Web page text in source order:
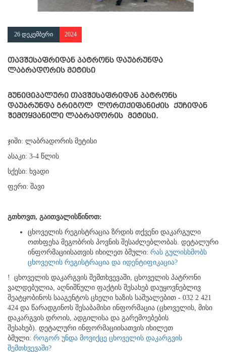
26 დეკემბერი 2024
თავშესაფრიდან პატრონს დაუბრუნდა
ლაბრადორის მეტისი
მუნიციპალური თავშესაფრიდან პატრონს
დაუბრუნდა გრიგოლ ლორთქიფანიძის ქუჩიდან
შემოყვანილი ლაბრადორის მეტისი.
ჯიში: ლაბრადორის მეტისი
ასაკი: 3-4 წლის
სქესი: ხვადი
ფერი: შავი
გთხოვთ, გაითვალისწინოთ:
ცხოველის რეგისტრაცია ზრდის თქვენი დაკარგული
ოთხფეხა მეგობრის პოვნის შესაძლებლობას. დეტალური
ინფორმაციისათვის იხილეთ ბმული: რას გულისხმობს
ცხოველის რეგისტრაცია და იდენტიფიკაცია?
! ცხოველის დაკარგვის შემთხვევაში, ცხოველის პატრონი
ვალდებულია, აღნიშნული ფაქტის შესახებ დაუყოვნებლივ
შეატყობინოს სააგენტოს ცხელი ხაზის საშუალებით - 032 2 421
424 და წარადგინოს შესაბამისი ინფორმაცია (ცხოველის, მისი
დაკარგვის დროის, ადგილისა და გარემოებების
შესახებ). დეტალური ინფორმაციისათვის იხილეთ
ბმული: როგორ უნდა მოვიქცე ცხოველის დაკარგვის
შემთხვევაში?